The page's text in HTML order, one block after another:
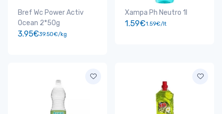
Bref Wc Power Activ
Ocean 2*50g
3.95€39.50€/kg
Xampa Ph Neutro 1l
1.59€1.59€/lt